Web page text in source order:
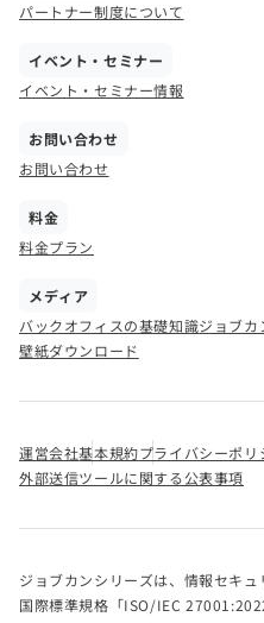
パートナー制度について
イベント・セミナー
イベント・セミナー情報
お問い合わせ
お問い合わせ
料金
料金プラン
メディア
バックオフィスの基礎知識ジョブカ
壁紙ダウンロード
運営会社基本規約プライバシーポリ
外部送信ツールに関する公表事項
ジョブカンシリーズは、情報セキ
国際標準規格「ISO/IEC